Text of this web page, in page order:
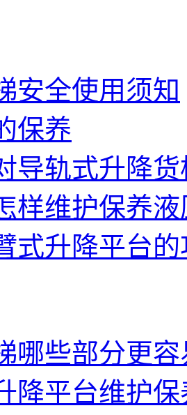
安全使用须知
保养
导轨式升降
样维护保养
式升降平台
哪些部分更
降平台维护